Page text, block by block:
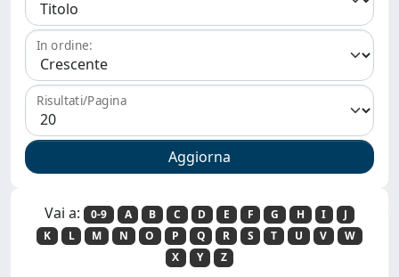
In ordine:
Risultati/Pagina
Vai a: 0-9 A B C D E F G H I
J
K
L M N O P Q R S T U V
W
X
Y Z